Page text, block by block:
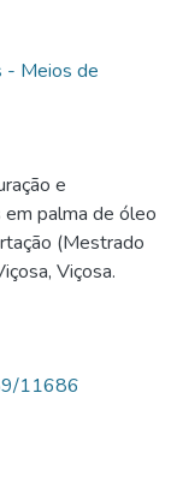
- Meios de
e
palma de óleo
(Mestrado
Viçosa.
11686